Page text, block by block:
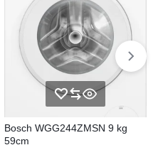
Bosch WGG244ZMSN 9 kg
59cm